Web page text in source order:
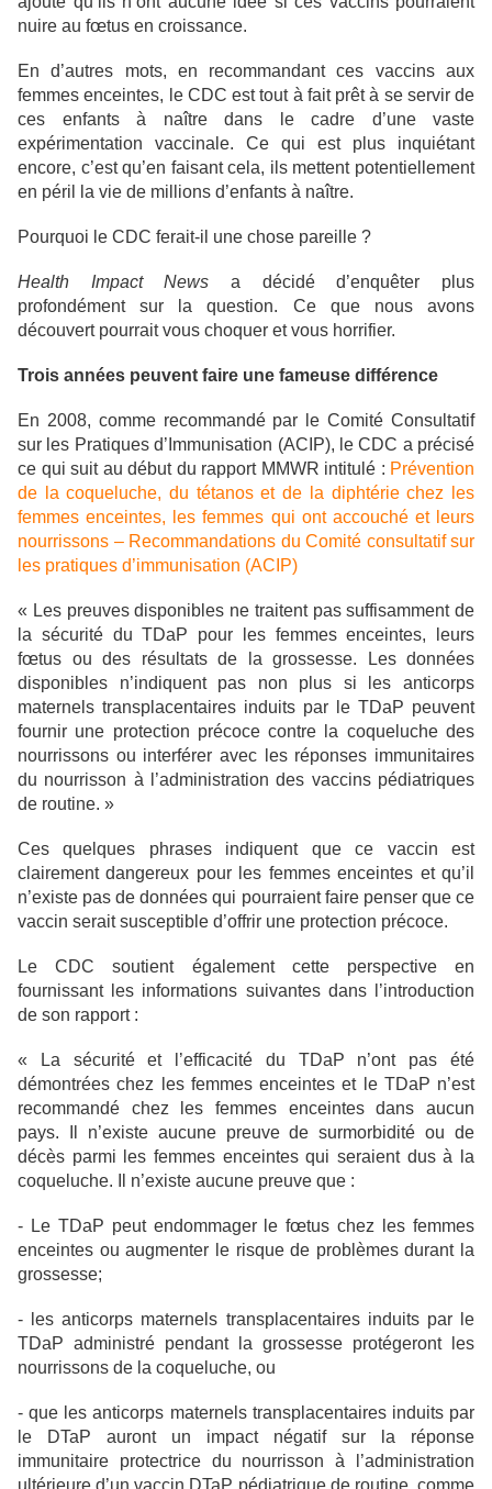
nuire au fœtus en croissance.
En d’autres mots, en recommandant ces vaccins aux
femmes enceintes, le CDC est tout à fait prêt à se servir de
ces enfants à naître dans le cadre d’une vaste
expérimentation vaccinale. Ce qui est plus inquiétant
encore, c’est qu’en faisant cela, ils mettent potentiellement
en péril la vie de millions d’enfants à naître.
Pourquoi le CDC ferait-il une chose pareille ?
Health Impact News a décidé d’enquêter plus
profondément sur la question. Ce que nous avons
découvert pourrait vous choquer et vous horrifier.
Trois années peuvent faire une fameuse différence
En 2008, comme recommandé par le Comité Consultatif
sur les Pratiques d’Immunisation (ACIP), le CDC a précisé
ce qui suit au début du rapport MMWR intitulé : Prévention
de la coqueluche, du tétanos et de la diphtérie chez les
femmes enceintes, les femmes qui ont accouché et leurs
nourrissons – Recommandations du Comité consultatif sur
les pratiques d’immunisation (ACIP)
« Les preuves disponibles ne traitent pas suffisamment de
la sécurité du TDaP pour les femmes enceintes, leurs
fœtus ou des résultats de la grossesse. Les données
disponibles n’indiquent pas non plus si les anticorps
maternels transplacentaires induits par le TDaP peuvent
fournir une protection précoce contre la coqueluche des
nourrissons ou interférer avec les réponses immunitaires
du nourrisson à l’administration des vaccins pédiatriques
de routine. »
Ces quelques phrases indiquent que ce vaccin est
clairement dangereux pour les femmes enceintes et qu’il
n’existe pas de données qui pourraient faire penser que ce
vaccin serait susceptible d’offrir une protection précoce.
Le CDC soutient également cette perspective en
fournissant les informations suivantes dans l’introduction
de son rapport :
« La sécurité et l’efficacité du TDaP n’ont pas été
démontrées chez les femmes enceintes et le TDaP n’est
recommandé chez les femmes enceintes dans aucun
pays. Il n’existe aucune preuve de surmorbidité ou de
décès parmi les femmes enceintes qui seraient dus à la
coqueluche. Il n’existe aucune preuve que :
- Le TDaP peut endommager le fœtus chez les femmes
enceintes ou augmenter le risque de problèmes durant la
grossesse;
- les anticorps maternels transplacentaires induits par le
TDaP administré pendant la grossesse protégeront les
nourrissons de la coqueluche, ou
- que les anticorps maternels transplacentaires induits par
le DTaP auront un impact négatif sur la réponse
immunitaire protectrice du nourrisson à l’administration